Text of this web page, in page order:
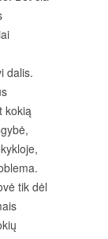
dalis.
kokią
tik dėl